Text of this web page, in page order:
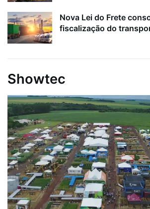
Nova Lei do Frete
fiscalização do
Showtec